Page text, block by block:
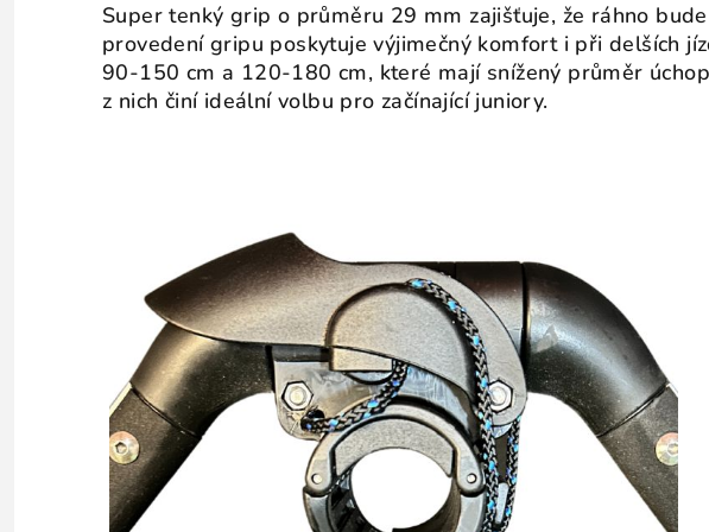
Super tenký grip o průměru 29 mm zajišťuje, že ráhno
provedení gripu poskytuje výjimečný komfort i při delších
90-150 cm a 120-180 cm, které mají snížený průměr
z nich činí ideální volbu pro začínající juniory.